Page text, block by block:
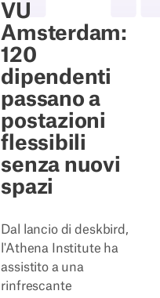
VU
Amsterdam:
120
dipendenti
passano a
postazioni
flessibili
senza nuovi
spazi
Dal lancio di deskbird,
l'Athena Institute ha
assistito a una
rinfrescante